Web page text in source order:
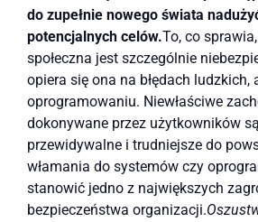
do zupełnie nowego świata
potencjalnych celów.To, co
społeczna jest szczególnie
opiera się ona na błędach ludzkich,
oprogramowaniu. Niewłaściwe
dokonywane przez użytkowników
przewidywalne i trudniejsze do
włamania do systemów czy
stanowić jedno z największych
bezpieczeństwa organizacji.